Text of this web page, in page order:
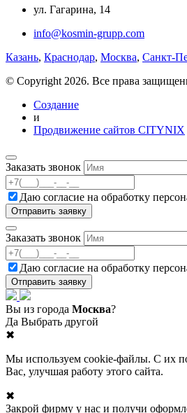
ул. Гагарина, 14
info@kosmin-grupp.com
Казань, Краснодар, Москва, Санкт-
© Copyright 2026. Все права
Создание
и
Продвижение сайтов CITYNIX
Заказать звонок
Даю согласие на обработку
Заказать звонок
Даю согласие на обработку
Вы из города Москва?
Да Выбрать другой
✖
Мы используем cookie-файлы. С их
Вас, улучшая работу этого сайта.
✖
Закрой фирму у нас и получи